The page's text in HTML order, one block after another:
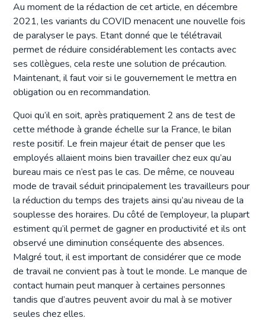
Au moment de la rédaction de cet article, en décembre
2021, les variants du COVID menacent une nouvelle fois
de paralyser le pays. Etant donné que le télétravail
permet de réduire considérablement les contacts avec
ses collègues, cela reste une solution de précaution.
Maintenant, il faut voir si le gouvernement le mettra en
obligation ou en recommandation.
Quoi qu’il en soit, après pratiquement 2 ans de test de
cette méthode à grande échelle sur la France, le bilan
reste positif. Le frein majeur était de penser que les
employés allaient moins bien travailler chez eux qu’au
bureau mais ce n’est pas le cas. De même, ce nouveau
mode de travail séduit principalement les travailleurs pour
la réduction du temps des trajets ainsi qu’au niveau de la
souplesse des horaires. Du côté de l’employeur, la plupart
estiment qu’il permet de gagner en productivité et ils ont
observé une diminution conséquente des absences.
Malgré tout, il est important de considérer que ce mode
de travail ne convient pas à tout le monde. Le manque de
contact humain peut manquer à certaines personnes
tandis que d’autres peuvent avoir du mal à se motiver
seules chez elles.